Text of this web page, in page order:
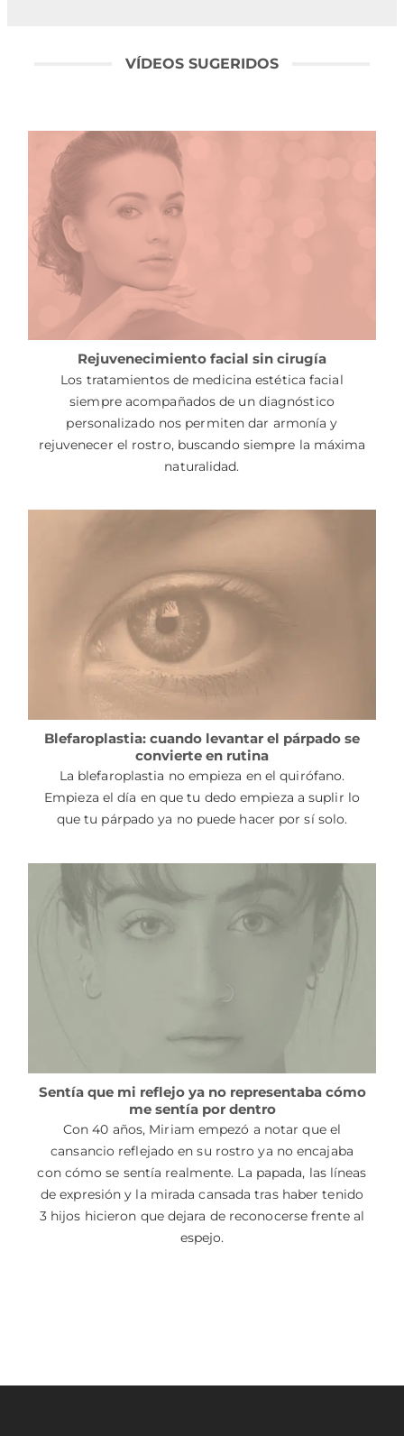
VÍDEOS SUGERIDOS
Rejuvenecimiento facial sin cirugía
Los tratamientos de medicina estética facial
siempre acompañados de un diagnóstico
personalizado nos permiten dar armonía y
rejuvenecer el rostro, buscando siempre la máxima
naturalidad.
Blefaroplastia: cuando levantar el párpado se
convierte en rutina
La blefaroplastia no empieza en el quirófano.
Empieza el día en que tu dedo empieza a suplir lo
que tu párpado ya no puede hacer por sí solo.
Sentía que mi reflejo ya no representaba cómo
me sentía por dentro
Con 40 años, Miriam empezó a notar que el
cansancio reflejado en su rostro ya no encajaba
con cómo se sentía realmente. La papada, las líneas
de expresión y la mirada cansada tras haber tenido
3 hijos hicieron que dejara de reconocerse frente al
espejo.